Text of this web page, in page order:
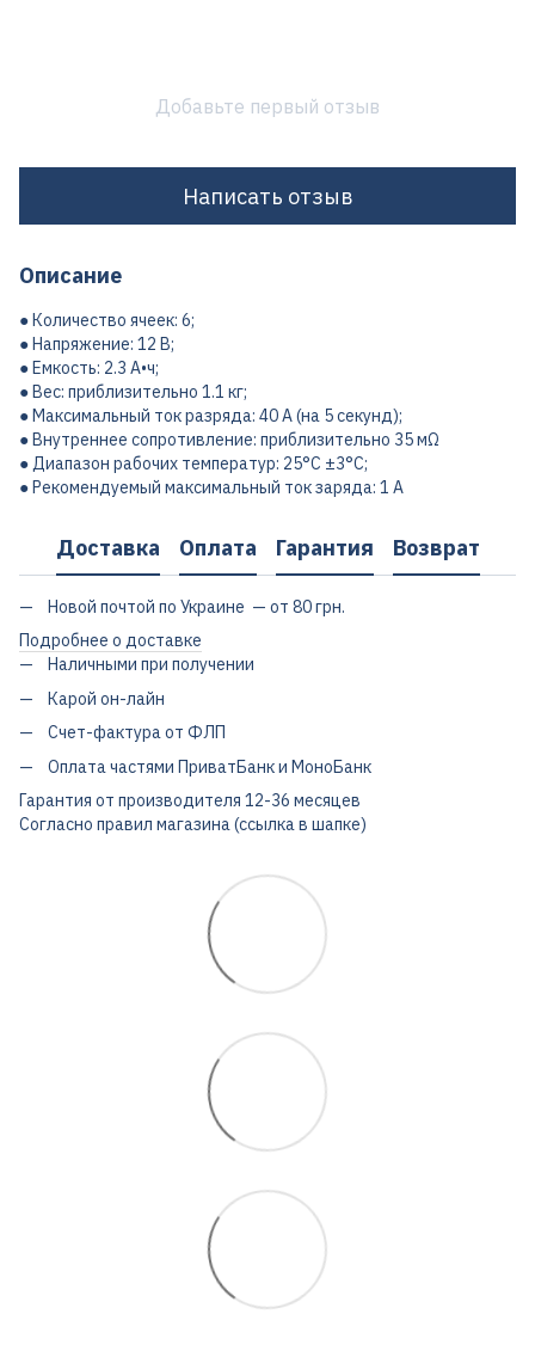
Добавьте первый отзыв
Написать отзыв
Описание
● Количество ячеек: 6;
● Напряжение: 12 В;
● Емкость: 2.3 А•ч;
● Вес: приблизительно 1.1 кг;
● Максимальный ток разряда: 40 А (на 5 секунд);
● Внутреннее сопротивление: приблизительно 35 мΩ
● Диапазон рабочих температур: 25°C ±3°C;
● Рекомендуемый максимальный ток заряда: 1 А
Доставка Оплата Гарантия Возврат
Новой почтой по Украине — от 80 грн.
Подробнее о доставке
Наличными при получении
Карой он-лайн
Счет-фактура от ФЛП
Оплата частями ПриватБанк и МоноБанк
Гарантия от производителя 12-36 месяцев
Согласно правил магазина (ссылка в шапке)